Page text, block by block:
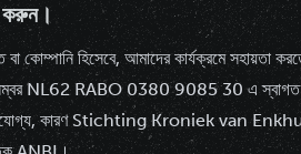
করুন।
হিসেবে, আমাদের কার্যক্রমে সহায়তা
নম্বর NL62 RABO 0380 9085 30 এ
কারণ Stichting Kroniek van